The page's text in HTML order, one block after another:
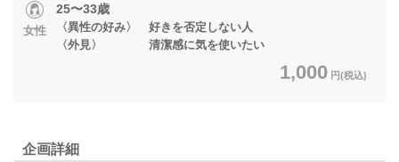
女性
25〜33歳
〈異性の好み〉 好きを否定しない人
〈外見〉 清潔感に気を使いたい
1,000 円(税込)
企画詳細